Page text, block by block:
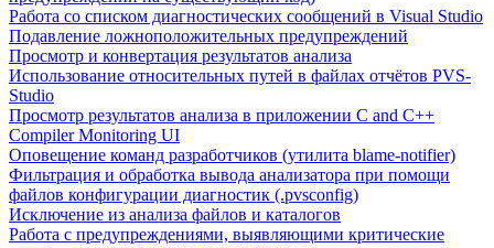
Работа со списком диагностических сообщений в Visual Studio
Подавление ложноположительных предупреждений
Просмотр и конвертация результатов анализа
Использование относительных путей в файлах отчётов PVS-
Studio
Просмотр результатов анализа в приложении C and C++
Compiler Monitoring UI
Оповещение команд разработчиков (утилита blame-notifier)
Фильтрация и обработка вывода анализатора при помощи
файлов конфигурации диагностик (.pvsconfig)
Исключение из анализа файлов и каталогов
Работа с предупреждениями, выявляющими критические